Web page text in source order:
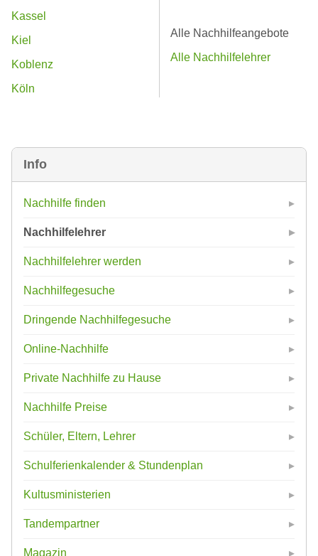
Info
Nachhilfe finden
Nachhilfelehrer
Nachhilfelehrer werden
Nachhilfegesuche
Dringende Nachhilfegesuche
Online-Nachhilfe
Private Nachhilfe zu Hause
Nachhilfe Preise
Schüler, Eltern, Lehrer
Schulferienkalender & Stundenplan
Kultusministerien
Tandempartner
Magazin
Kassel
Kiel
Koblenz
Köln
Alle Nachhilfeangebote
Alle Nachhilfelehrer